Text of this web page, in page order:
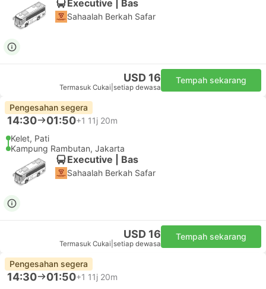
Executive | Bas
Sahaalah Berkah Safar
USD 16
Termasuk Cukai setiap dewasa
Tempah sekarang
Pengesahan segera
14:30 01:50+1 11j 20m
Kelet, Pati
Kampung Rambutan, Jakarta
Executive | Bas
Sahaalah Berkah Safar
USD 16
Termasuk Cukai setiap dewasa
Tempah sekarang
Pengesahan segera
14:30 01:50+1 11j 20m